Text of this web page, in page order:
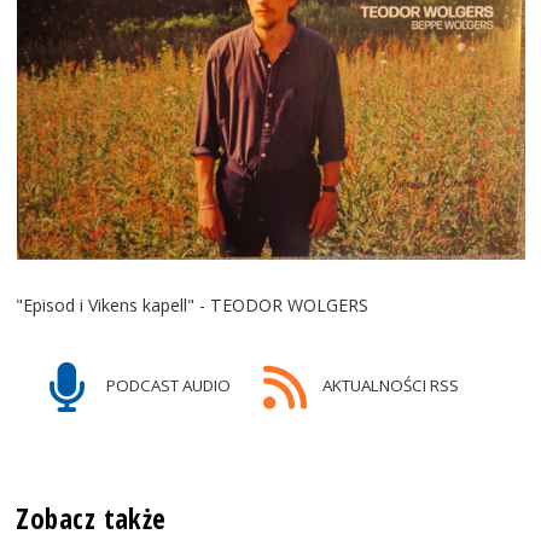
"Episod i Vikens kapell" - TEODOR WOLGERS
PODCAST AUDIO AKTUALNOŚCI RSS
Zobacz także